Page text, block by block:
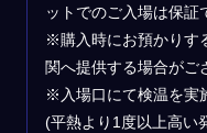
ットでのご入場は保証
※購入時にお預かりす
関へ提供する場合がご
※入場口にて検温を実
(平熱より1度以上高い